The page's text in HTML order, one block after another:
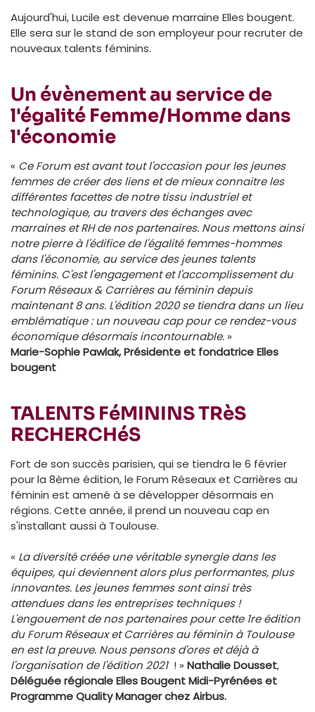
Aujourd'hui, Lucile est devenue marraine Elles bougent.
Elle sera sur le stand de son employeur pour recruter de
nouveaux talents féminins.
Un évènement au service de
l'égalité Femme/Homme dans
l'économie
« Ce Forum est avant tout l'occasion pour les jeunes
femmes de créer des liens et de mieux connaitre les
différentes facettes de notre tissu industriel et
technologique, au travers des échanges avec
marraines et RH de nos partenaires. Nous mettons ainsi
notre pierre à l'édifice de l'égalité femmes-hommes
dans l'économie, au service des jeunes talents
féminins. C'est l'engagement et l'accomplissement du
Forum Réseaux & Carrières au féminin depuis
maintenant 8 ans. L'édition 2020 se tiendra dans un lieu
emblématique : un nouveau cap pour ce rendez-vous
économique désormais incontournable. »
Marie-Sophie Pawlak, Présidente et fondatrice Elles
bougent
TALENTS FéMININS TRèS
RECHERCHéS
Fort de son succès parisien, qui se tiendra le 6 février
pour la 8ème édition, le Forum Réseaux et Carrières au
féminin est amené à se développer désormais en
régions. Cette année, il prend un nouveau cap en
s'installant aussi à Toulouse.
« La diversité créée une véritable synergie dans les
équipes, qui deviennent alors plus performantes, plus
innovantes. Les jeunes femmes sont ainsi très
attendues dans les entreprises techniques !
L'engouement de nos partenaires pour cette 1re édition
du Forum Réseaux et Carrières au féminin à Toulouse
en est la preuve. Nous pensons d'ores et déjà à
l'organisation de l'édition 2021 ! » Nathalie Dousset,
Déléguée régionale Elles Bougent Midi-Pyrénées et
Programme Quality Manager chez Airbus.